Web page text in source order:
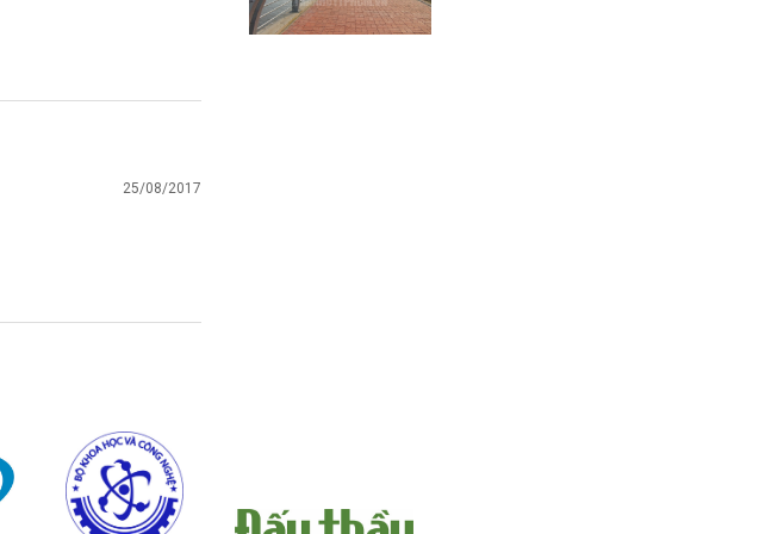
25/08/2017